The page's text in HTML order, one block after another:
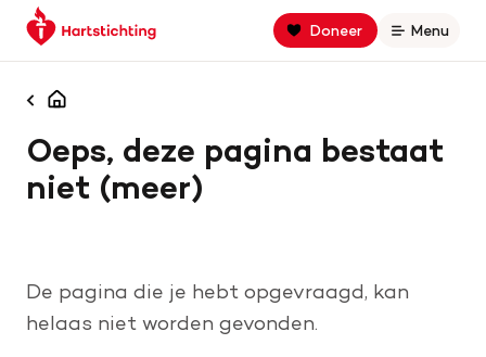
Spring
naar
Spring
naar
navigatie
Keer
terug
de
Doneer
Open
Menu
Zoek binnen hartstichting.nl
Zoeken
Home
Oorzaken
Homepagina
Oeps, deze pagina bestaat
niet (meer)
De pagina die je hebt opgevraagd, kan
helaas niet worden gevonden.